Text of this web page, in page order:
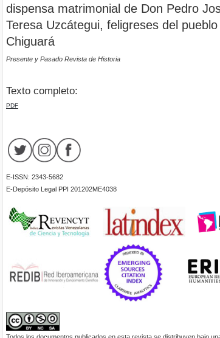
dispensa matrimonial de Don Pedro
Teresa Uzcátegui, feligreses del
Chiguará
Presente y Pasado Revista de Historia
Texto completo:
PDF
E-ISSN: 2343-5682
E-Depósito Legal PPI 201202ME4038